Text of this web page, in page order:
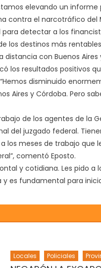
elevando un
contra el narcotráfico
detectar a los
los destinos más
con Buenos
los resultados positivos
disminuido
Aires y Córdoba. Pero
de los agentes de la
del juzgado federal.
los meses de trabajo que
comentó Eposto.
y cotidiana. Les pido a
es fundamental para
Locales Policiales